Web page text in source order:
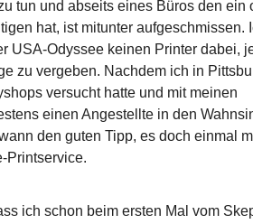
tun und abseits eines Büros den ein
hat, ist mitunter aufgeschmissen.
USA-Odyssee keinen Printer dabei,
zu vergeben. Nachdem ich in
versucht hatte und mit meinen
einen Angestellte in den
den guten Tipp, es doch einmal
Printservice.
ich schon beim ersten Mal vom